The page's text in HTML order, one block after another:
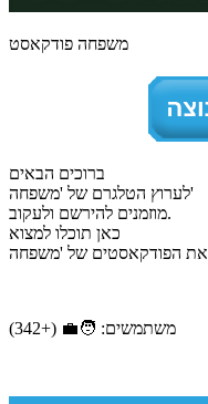
משפחה פודקאסט
ברוכים הבאים
לערוץ הטלגרם של 'משפחה'
מוזמנים להירשם ולעקוב.
כאן תוכלו למצוא
את הפודקאסטים של 'משפחה
משתמשים: 🧑‍💼 (+342)